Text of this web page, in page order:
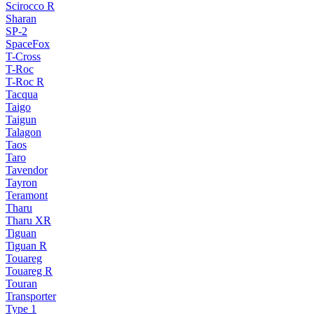
Scirocco R
Sharan
SP-2
SpaceFox
T-Cross
T-Roc
T-Roc R
Tacqua
Taigo
Taigun
Talagon
Taos
Taro
Tavendor
Tayron
Teramont
Tharu
Tharu XR
Tiguan
Tiguan R
Touareg
Touareg R
Touran
Transporter
Type 1